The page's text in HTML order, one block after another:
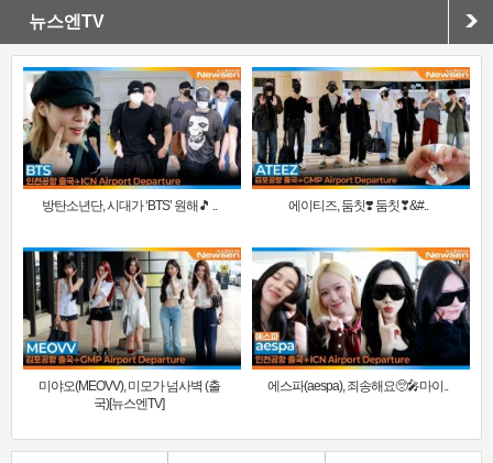
뉴스엔TV
방탄소년단, 시대가 ‘BTS’ 원해🎵 .. 에이티즈, 둠칫❣️ 둠칫❣&#..
미야오(MEOVV), 미모가 넘사벽 (출
국)[뉴스엔TV]
에스파(aespa), 죄송해요🥺🎤마이..